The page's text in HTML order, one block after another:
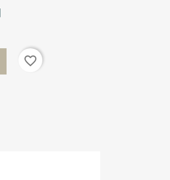
favorite_border